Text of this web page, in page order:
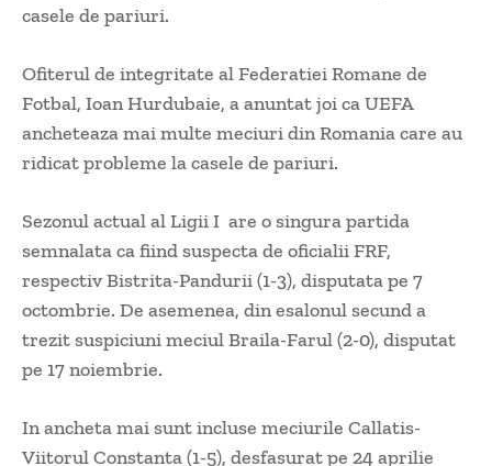
casele de pariuri.
Ofiterul de integritate al Federatiei Romane de
Fotbal, Ioan Hurdubaie, a anuntat joi ca UEFA
ancheteaza mai multe meciuri din Romania care au
ridicat probleme la casele de pariuri.
Sezonul actual al Ligii I are o singura partida
semnalata ca fiind suspecta de oficialii FRF,
respectiv Bistrita-Pandurii (1-3), disputata pe 7
octombrie. De asemenea, din esalonul secund a
trezit suspiciuni meciul Braila-Farul (2-0), disputat
pe 17 noiembrie.
In ancheta mai sunt incluse meciurile Callatis-
Viitorul Constanta (1-5), desfasurat pe 24 aprilie